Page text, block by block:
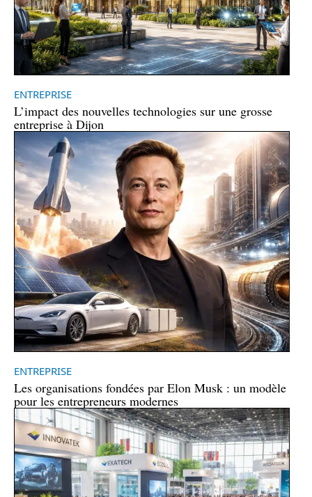
ENTREPRISE
L’impact des nouvelles technologies sur une grosse
entreprise à Dijon
ENTREPRISE
Les organisations fondées par Elon Musk : un modèle
pour les entrepreneurs modernes